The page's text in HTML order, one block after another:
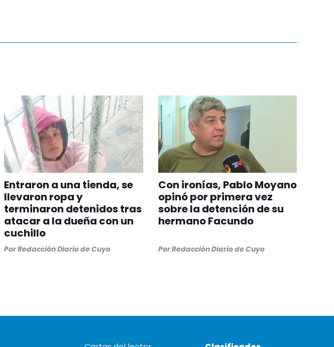
Entraron a una tienda, se
llevaron ropa y
terminaron detenidos tras
atacar a la dueña con un
cuchillo
PorRedacción Diario de Cuyo
Con ironías, Pablo Moyano
opinó por primera vez
sobre la detención de su
hermano Facundo
PorRedacción Diario de Cuyo